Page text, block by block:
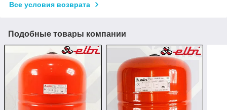
Все условия возврата
Подобные товары компании